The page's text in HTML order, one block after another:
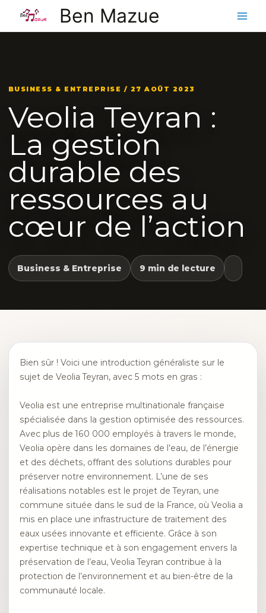
contenu
Ben Mazue
BUSINESS & ENTREPRISE / 27 AOÛT 2023
Veolia Teyran :
La gestion
durable des
ressources au
cœur de l’action
Business & Entreprise 9 min de lecture
Bien sûr ! Voici une introduction généraliste sur le
sujet de Veolia Teyran, avec 5 mots en gras :
Veolia est une entreprise multinationale française
spécialisée dans la gestion optimisée des ressources.
Avec plus de 160 000 employés à travers le monde,
Veolia opère dans les domaines de l’eau, de l’énergie
et des déchets, offrant des solutions durables pour
préserver notre environnement. L’une de ses
réalisations notables est le projet de Teyran, une
commune située dans le sud de la France, où Veolia a
mis en place une infrastructure de traitement des
eaux usées innovante et efficiente. Grâce à son
expertise technique et à son engagement envers la
préservation de l’eau, Veolia Teyran contribue à la
protection de l’environnement et au bien-être de la
communauté locale.